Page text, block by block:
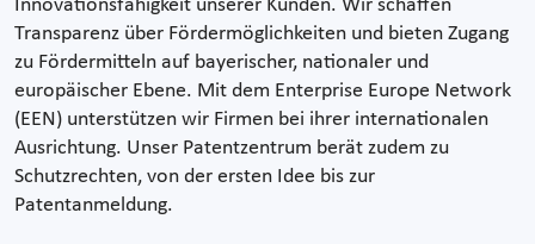
Innovationsfähigkeit unserer Kunden. Wir schaffen
Transparenz über Fördermöglichkeiten und bieten Zugang
zu Fördermitteln auf bayerischer, nationaler und
europäischer Ebene. Mit dem Enterprise Europe Network
(EEN) unterstützen wir Firmen bei ihrer internationalen
Ausrichtung. Unser Patentzentrum berät zudem zu
Schutzrechten, von der ersten Idee bis zur
Patentanmeldung.